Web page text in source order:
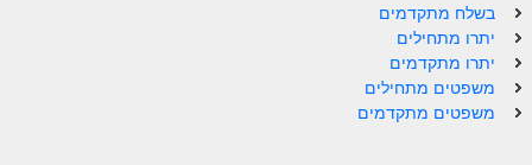
חוקת למתחילים
זוהר בלק למתחילים
בשלח מתקדמים
יתרו מתחילים
יתרו מתקדמים
משפטים מתחילים
משפטים מתקדמים